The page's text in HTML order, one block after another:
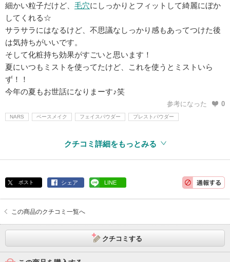
細かい粒子だけど、 毛穴にしっかりとフィットして綺麗にぼか
してくれる☆
サラサラにはなるけど、不思議なしっかり感もあってつけた後
は気持ちがいいです。
そして化粧持ち効果がすごいと思います！
夏にいつもミストを使ってたけど、これを使うとミストいら
ず！！
今年の夏もお世話になりまーす♪笑
参考になった 0
NARS ベースメイク フェイスパウダー プレストパウダー
クチコミ詳細をもっとみる
ポスト シェア LINE
この商品のクチコミ一覧へ
クチコミする